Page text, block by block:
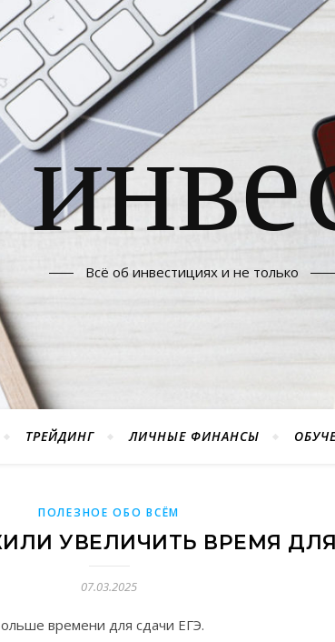
Всё об инвестициях и не только
ТРЕЙДИНГ ЛИЧНЫЕ ФИНАНСЫ
ПОЛЕЗНОЕ ОБО ВСЁМ
УВЕЛИЧИТЬ ВРЕМЯ
07.03.2025
времени для сдачи ЕГЭ.